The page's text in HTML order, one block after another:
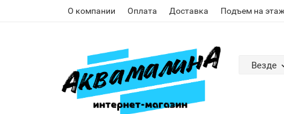
О компании Оплата Доставка Подъем на этаж
Везде